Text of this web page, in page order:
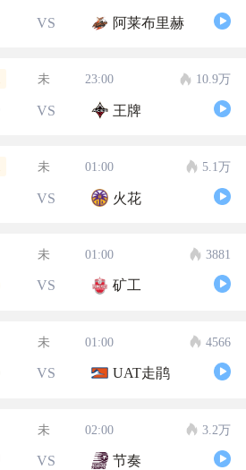
VS 阿莱布里赫
未 23:00 10.9万
VS 王牌
未 01:00 5.1万
VS 火花
未 01:00 3881
VS 矿工
未 01:00 4566
VS UAT走鹃
未 02:00 3.2万
VS 节奏